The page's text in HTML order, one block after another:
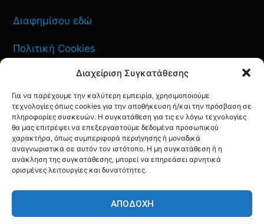
Διαχείριση Συγκατάθεσης
Για να παρέχουμε την καλύτερη εμπειρία, χρησιμοποιούμε
τεχνολογίες όπως cookies για την αποθήκευση ή/και την πρόσβαση σε
πληροφορίες συσκευών. Η συγκατάθεση για τις εν λόγω τεχνολογίες
θα μας επιτρέψει να επεξεργαστούμε δεδομένα προσωπικού
χαρακτήρα, όπως συμπεριφορά περιήγησης ή μοναδικά
αναγνωριστικά σε αυτόν τον ιστότοπο. Η μη συγκατάθεση ή η
ανάκληση της συγκατάθεσης, μπορεί να επηρεάσει αρνητικά
ορισμένες λειτουργίες και δυνατότητες.
ΑΠΟΔΟΧΉ
Διαφημίσου εδώ
Πολιτική Cookies
Πολιτική Απορρήτου
ΕΠΙΚΟΙΝΩΝΙΑ
YOUTUBE